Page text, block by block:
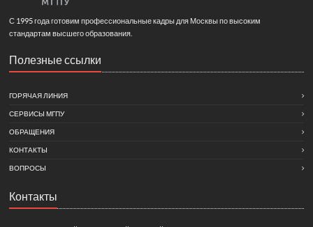
С 1995 года готовим профессиональные кадры для Москвы по высоким
стандартам высшего образования.
Полезные ссылки
ГОРЯЧАЯ ЛИНИЯ
СЕРВИСЫ МГПУ
ОБРАЩЕНИЯ
КОНТАКТЫ
ВОПРОСЫ
Контакты